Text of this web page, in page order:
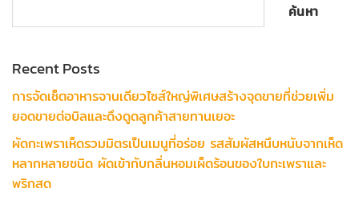
ค้นหา
Recent Posts
การจัดเซ็ตอาหารจานเดียวไซส์ใหญ่พิเศษสร้างจุดขายที่ช่วยเพิ่ม
ยอดขายต่อบิลและดึงดูดลูกค้าสายทานเยอะ
ผัดกะเพราเห็ดรวมมิตรเป็นเมนูที่อร่อย รสสัมผัสหนึบหนับจากเห็ด
หลากหลายชนิด ผัดเข้ากับกลิ่นหอมเผ็ดร้อนของใบกะเพราและ
พริกสด